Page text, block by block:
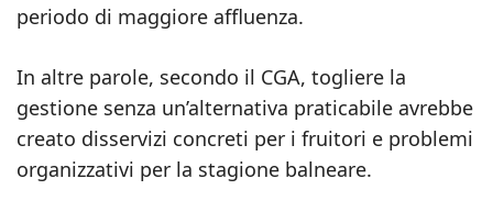
periodo di maggiore affluenza.
In altre parole, secondo il CGA, togliere la
gestione senza un’alternativa praticabile avrebbe
creato disservizi concreti per i fruitori e problemi
organizzativi per la stagione balneare.